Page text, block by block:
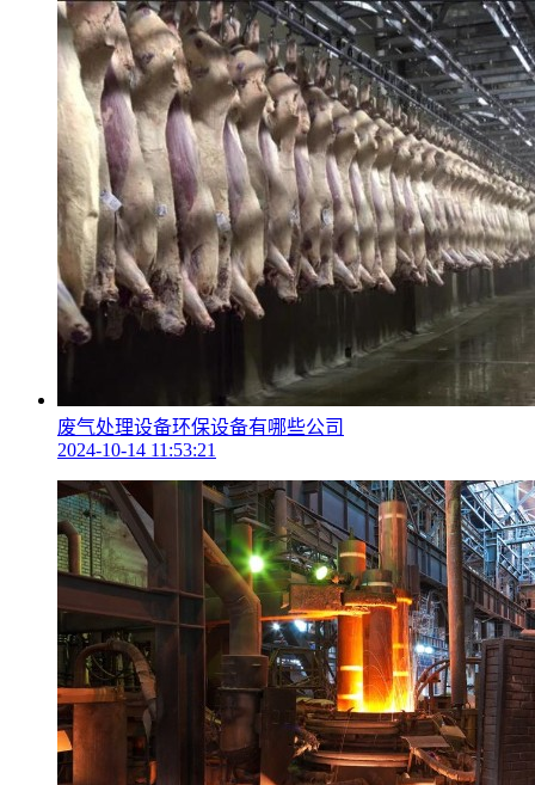
废气处理设备环保设备有哪些公司
2024-10-14 11:53:21